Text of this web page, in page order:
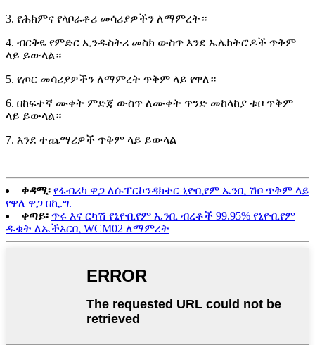
3. የሕክምና የላቦራቶሪ መሳሪያዎችን ለማምረት።
4. ብርቅዬ የምድር ኢንዱስትሪ መስክ ውስጥ እንደ ኤሌክትሮዶች ጥቅም
ላይ ይውላል።
5. የጦር መሳሪያዎችን ለማምረት ጥቅም ላይ የዋለ።
6. በከፍተኛ ሙቀት ምድጃ ውስጥ ለሙቀት ጥንድ መከላከያ ቱቦ ጥቅም
ላይ ይውላል።
7. እንደ ተጨማሪዎች ጥቅም ላይ ይውላል
ቀዳሚ፡ የፋብሪካ ዋጋ ለሱፐርኮንዳክተር ኒዮቢየም ኤንቢ ሽቦ ጥቅም ላይ
የዋለ ዋጋ በኪ.ግ.
ቀጣይ፡ ጥሩ እና ርካሽ የኒዮቢየም ኤንቢ ብረቶች 99.95% የኒዮቢየም
ዱቄት ለኤችአርቢ WCM02 ለማምረት